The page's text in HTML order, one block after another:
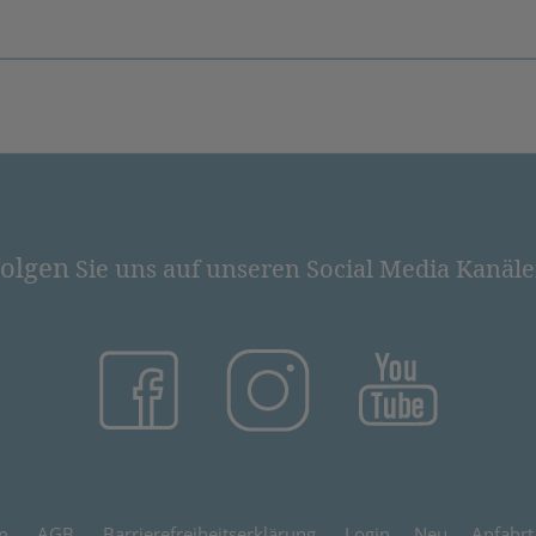
Sie uns auf unseren Social Media
(öffnet in neuem Tab)(öffnet in neuem Tab)